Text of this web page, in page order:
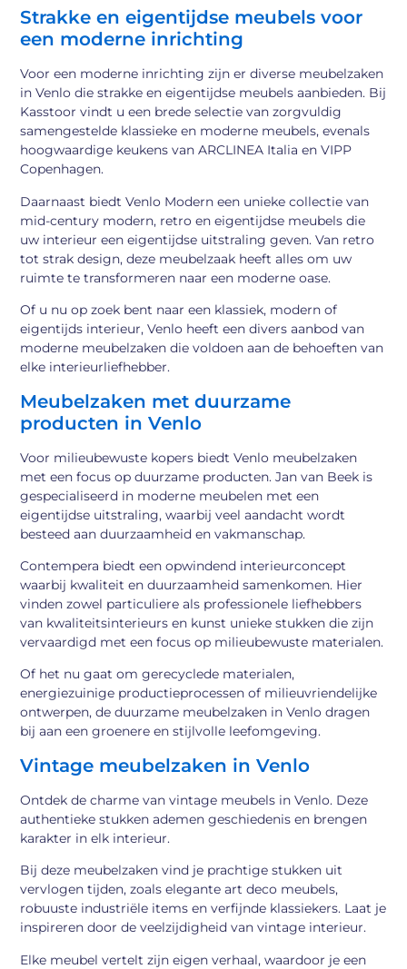
Strakke en eigentijdse meubels voor
een moderne inrichting
Voor een moderne inrichting zijn er diverse meubelzaken
in Venlo die strakke en eigentijdse meubels aanbieden. Bij
Kasstoor vindt u een brede selectie van zorgvuldig
samengestelde klassieke en moderne meubels, evenals
hoogwaardige keukens van ARCLINEA Italia en VIPP
Copenhagen.
Daarnaast biedt Venlo Modern een unieke collectie van
mid-century modern, retro en eigentijdse meubels die
uw interieur een eigentijdse uitstraling geven. Van retro
tot strak design, deze meubelzaak heeft alles om uw
ruimte te transformeren naar een moderne oase.
Of u nu op zoek bent naar een klassiek, modern of
eigentijds interieur, Venlo heeft een divers aanbod van
moderne meubelzaken die voldoen aan de behoeften van
elke interieurliefhebber.
Meubelzaken met duurzame
producten in Venlo
Voor milieubewuste kopers biedt Venlo meubelzaken
met een focus op duurzame producten. Jan van Beek is
gespecialiseerd in moderne meubelen met een
eigentijdse uitstraling, waarbij veel aandacht wordt
besteed aan duurzaamheid en vakmanschap.
Contempera biedt een opwindend interieurconcept
waarbij kwaliteit en duurzaamheid samenkomen. Hier
vinden zowel particuliere als professionele liefhebbers
van kwaliteitsinterieurs en kunst unieke stukken die zijn
vervaardigd met een focus op milieubewuste materialen.
Of het nu gaat om gerecyclede materialen,
energiezuinige productieprocessen of milieuvriendelijke
ontwerpen, de duurzame meubelzaken in Venlo dragen
bij aan een groenere en stijlvolle leefomgeving.
Vintage meubelzaken in Venlo
Ontdek de charme van vintage meubels in Venlo. Deze
authentieke stukken ademen geschiedenis en brengen
karakter in elk interieur.
Bij deze meubelzaken vind je prachtige stukken uit
vervlogen tijden, zoals elegante art deco meubels,
robuuste industriële items en verfijnde klassiekers. Laat je
inspireren door de veelzijdigheid van vintage interieur.
Elke meubel vertelt zijn eigen verhaal, waardoor je een